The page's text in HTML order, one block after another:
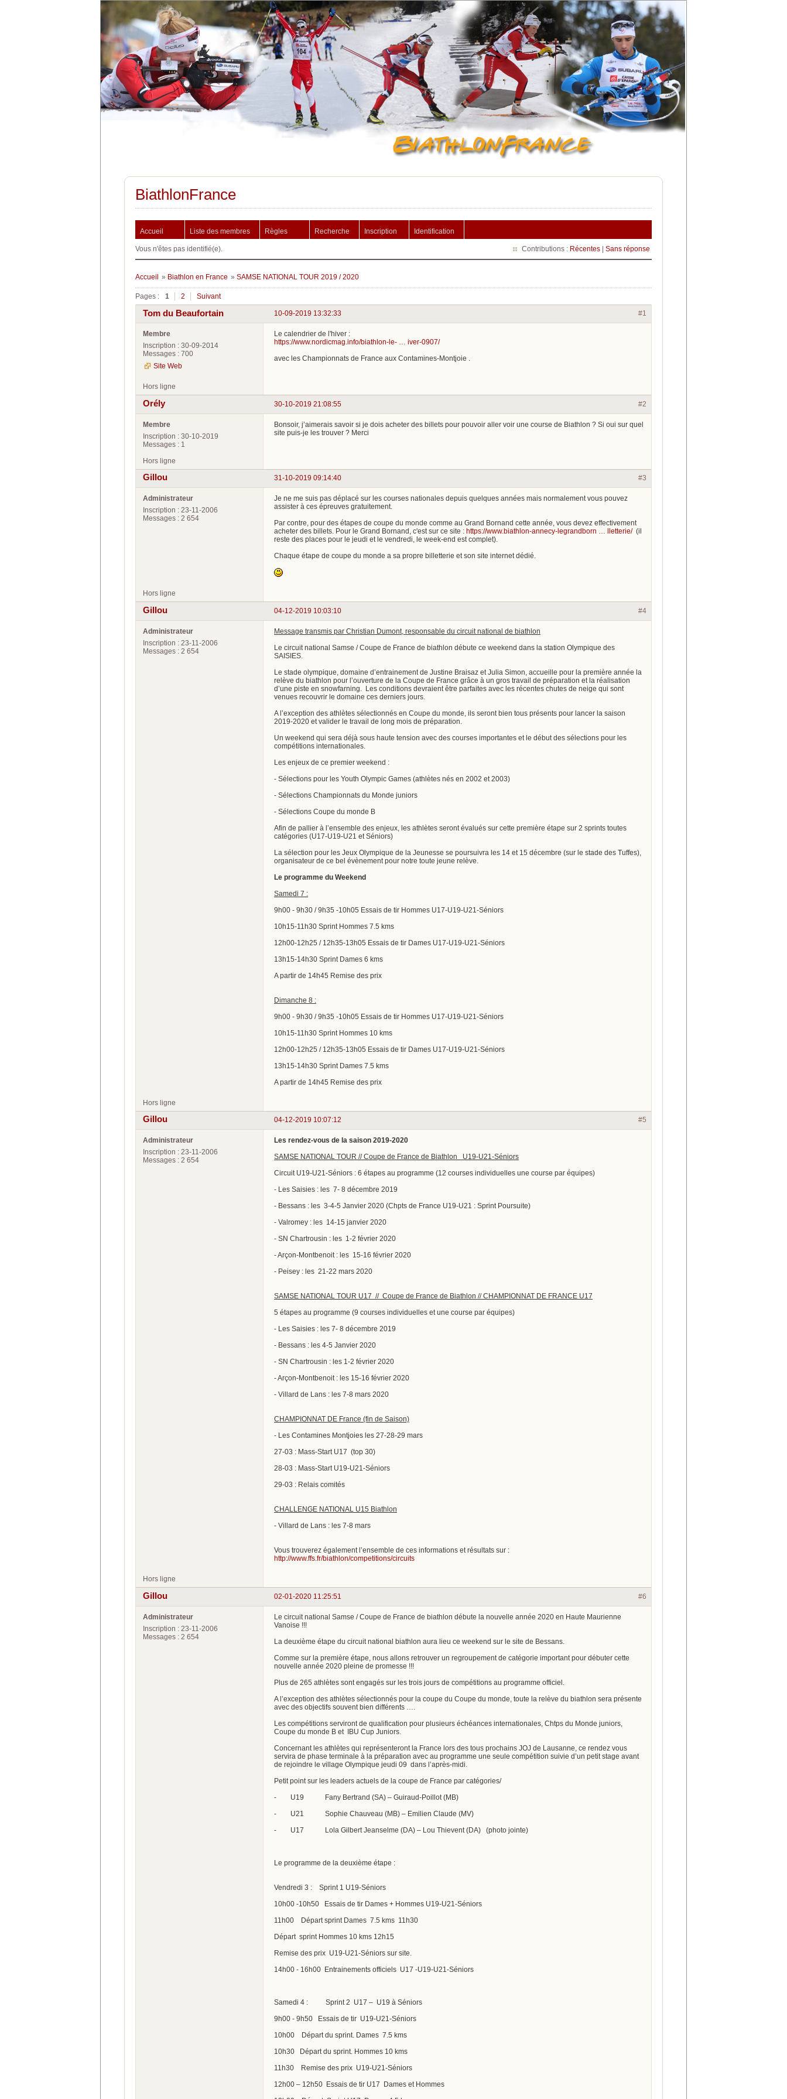
BiathlonFrance
Accueil Liste des membres Règles Recherche Inscription Identification
Vous n'êtes pas identifié(e). Contributions : Récentes Sans réponse
Accueil » Biathlon en France » SAMSE NATIONAL TOUR 2019 / 2020
Pages : 1 2 Suivant
#1
10-09-2019 13:32:33
Tom du Beaufortain
Membre
Inscription : 30-09-2014
Messages : 700
Site Web
Le calendrier de l'hiver :
https://www.nordicmag.info/biathlon-le- … iver-0907/
avec les Championnats de France aux Contamines-Montjoie .
Hors ligne
#2
30-10-2019 21:08:55
Orély
Membre
Inscription : 30-10-2019
Messages : 1
Bonsoir, j’aimerais savoir si je dois acheter des billets pour pouvoir aller voir une course de Biathlon ? Si oui sur quel
site puis-je les trouver ? Merci
Hors ligne
#3
31-10-2019 09:14:40
Gillou
Administrateur
Inscription : 23-11-2006
Messages : 2 654
Je ne me suis pas déplacé sur les courses nationales depuis quelques années mais normalement vous pouvez
assister à ces épreuves gratuitement.
Par contre, pour des étapes de coupe du monde comme au Grand Bornand cette année, vous devez effectivement
acheter des billets. Pour le Grand Bornand, c'est sur ce site : https://www.biathlon-annecy-legrandborn … lletterie/(il
reste des places pour le jeudi et le vendredi, le week-end est complet).
Chaque étape de coupe du monde a sa propre billetterie et son site internet dédié.
Hors ligne
#4
04-12-2019 10:03:10
Gillou
Administrateur
Inscription : 23-11-2006
Messages : 2 654
Message transmis par Christian Dumont, responsable du circuit national de biathlon
Le circuit national Samse / Coupe de France de biathlon débute ce weekend dans la station Olympique des
SAISIES.
Le stade olympique, domaine d’entrainement de Justine Braisaz et Julia Simon, accueille pour la première année la
relève du biathlon pour l’ouverture de la Coupe de France grâce à un gros travail de préparation et la réalisation
d’une piste en snowfarning. Les conditions devraient être parfaites avec les récentes chutes de neige qui sont
venues recouvrir le domaine ces derniers jours.
A l’exception des athlètes sélectionnés en Coupe du monde, ils seront bien tous présents pour lancer la saison
2019-2020 et valider le travail de long mois de préparation.
Un weekend qui sera déjà sous haute tension avec des courses importantes et le début des sélections pour les
compétitions internationales.
Les enjeux de ce premier weekend :
- Sélections pour les Youth Olympic Games (athlètes nés en 2002 et 2003)
- Sélections Championnats du Monde juniors
- Sélections Coupe du monde B
Afin de pallier à l’ensemble des enjeux, les athlètes seront évalués sur cette première étape sur 2 sprints toutes
catégories (U17-U19-U21 et Séniors)
La sélection pour les Jeux Olympique de la Jeunesse se poursuivra les 14 et 15 décembre (sur le stade des Tuffes),
organisateur de ce bel évènement pour notre toute jeune relève.
Le programme du Weekend
Samedi 7 :
9h00 - 9h30 / 9h35 -10h05 Essais de tir Hommes U17-U19-U21-Séniors
10h15-11h30 Sprint Hommes 7.5 kms
12h00-12h25 / 12h35-13h05 Essais de tir Dames U17-U19-U21-Séniors
13h15-14h30 Sprint Dames 6 kms
A partir de 14h45 Remise des prix
Dimanche 8 :
9h00 - 9h30 / 9h35 -10h05 Essais de tir Hommes U17-U19-U21-Séniors
10h15-11h30 Sprint Hommes 10 kms
12h00-12h25 / 12h35-13h05 Essais de tir Dames U17-U19-U21-Séniors
13h15-14h30 Sprint Dames 7.5 kms
A partir de 14h45 Remise des prix
Hors ligne
#5
04-12-2019 10:07:12
Gillou
Administrateur
Inscription : 23-11-2006
Messages : 2 654
Les rendez-vous de la saison 2019-2020
SAMSE NATIONAL TOUR // Coupe de France de Biathlon U19-U21-Séniors
Circuit U19-U21-Séniors : 6 étapes au programme (12 courses individuelles une course par équipes)
- Les Saisies : les 7- 8 décembre 2019
- Bessans : les 3-4-5 Janvier 2020 (Chpts de France U19-U21 : Sprint Poursuite)
- Valromey : les 14-15 janvier 2020
- SN Chartrousin : les 1-2 février 2020
- Arçon-Montbenoit : les 15-16 février 2020
- Peisey : les 21-22 mars 2020
SAMSE NATIONAL TOUR U17 // Coupe de France de Biathlon // CHAMPIONNAT DE FRANCE U17
5 étapes au programme (9 courses individuelles et une course par équipes)
- Les Saisies : les 7- 8 décembre 2019
- Bessans : les 4-5 Janvier 2020
- SN Chartrousin : les 1-2 février 2020
- Arçon-Montbenoit : les 15-16 février 2020
- Villard de Lans : les 7-8 mars 2020
CHAMPIONNAT DE France (fin de Saison)
- Les Contamines Montjoies les 27-28-29 mars
27-03 : Mass-Start U17 (top 30)
28-03 : Mass-Start U19-U21-Séniors
29-03 : Relais comités
CHALLENGE NATIONAL U15 Biathlon
- Villard de Lans : les 7-8 mars
Vous trouverez également l’ensemble de ces informations et résultats sur :
http://www.ffs.fr/biathlon/competitions/circuits
Hors ligne
#6
02-01-2020 11:25:51
Gillou
Administrateur
Inscription : 23-11-2006
Messages : 2 654
Le circuit national Samse / Coupe de France de biathlon débute la nouvelle année 2020 en Haute Maurienne
Vanoise !!!
La deuxième étape du circuit national biathlon aura lieu ce weekend sur le site de Bessans.
Comme sur la première étape, nous allons retrouver un regroupement de catégorie important pour débuter cette
nouvelle année 2020 pleine de promesse !!!
Plus de 265 athlètes sont engagés sur les trois jours de compétitions au programme officiel.
A l’exception des athlètes sélectionnés pour la coupe du Coupe du monde, toute la relève du biathlon sera présente
avec des objectifs souvent bien différents ….
Les compétitions serviront de qualification pour plusieurs échéances internationales, Chtps du Monde juniors,
Coupe du monde B et IBU Cup Juniors.
Concernant les athlètes qui représenteront la France lors des tous prochains JOJ de Lausanne, ce rendez vous
servira de phase terminale à la préparation avec au programme une seule compétition suivie d’un petit stage avant
de rejoindre le village Olympique jeudi 09 dans l’après-midi.
Petit point sur les leaders actuels de la coupe de France par catégories/
- U19 Fany Bertrand (SA) – Guiraud-Poillot (MB)
- U21 Sophie Chauveau (MB) – Emilien Claude (MV)
- U17 Lola Gilbert Jeanselme (DA) – Lou Thievent (DA) (photo jointe)
Le programme de la deuxième étape :
Vendredi 3 : Sprint 1 U19-Séniors
10h00 -10h50 Essais de tir Dames + Hommes U19-U21-Séniors
11h00 Départ sprint Dames 7.5 kms 11h30
Départ sprint Hommes 10 kms 12h15
Remise des prix U19-U21-Séniors sur site.
14h00 - 16h00 Entrainements officiels U17 -U19-U21-Séniors
Samedi 4 : Sprint 2 U17 – U19 à Séniors
9h00 - 9h50 Essais de tir U19-U21-Séniors
10h00 Départ du sprint. Dames 7.5 kms
10h30 Départ du sprint. Hommes 10 kms
11h30 Remise des prix U19-U21-Séniors
12h00 – 12h50 Essais de tir U17 Dames et Hommes